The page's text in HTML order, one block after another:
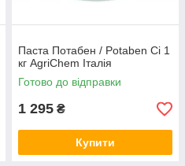
Паста Потабен / Potaben Ci 1
кг AgriChem Італія
Готово до відправки
1 295 ₴
Купити